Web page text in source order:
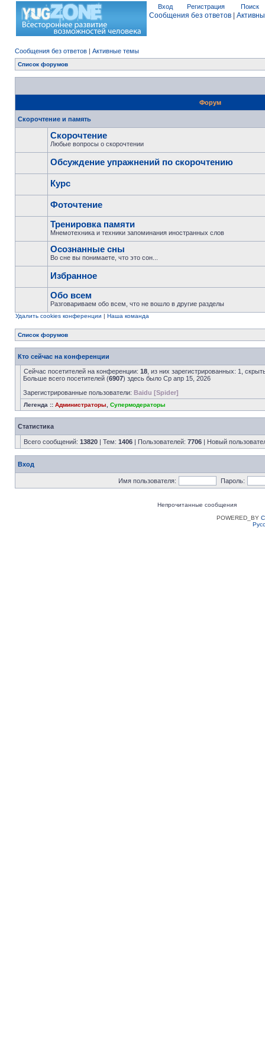
Вход Регистрация Поиск
Сообщения без ответов
Сообщения без ответов | Активные темы
Список форумов
Форум
Скорочтение и память
Скорочтение
Любые вопросы о скорочтении
Обсуждение упражнений по скорочтению
Курс
Фоточтение
Тренировка памяти
Мнемотехника и техники запоминания иностранных слов
Осознанные сны
Во сне вы понимаете, что это сон...
Избранное
Обо всем
Разговариваем обо всем, что не вошло в другие разделы
Удалить cookies конференции | Наша команда
Список форумов
Кто сейчас на конференции
Сейчас посетителей на конференции: 18 , из них зарегистрированных: 1,
Больше всего посетителей (6907) здесь было Ср апр 15, 2026
Зарегистрированные пользователи: Baidu [Spider]
Легенда :: Администраторы Супермодераторы
Статистика
Всего сообщений: 13820 | Тем: 1406 | Пользователей: 7706 | Новый
Вход
Имя пользователя: Пароль:
Непрочитанные сообщения
POWERED_BY